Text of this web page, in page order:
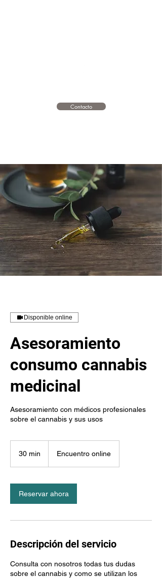
Contacto
Disponible online
Asesoramiento
consumo cannabis
medicinal
Asesoramiento con médicos profesionales
sobre el cannabis y sus usos
30 min
m
i
Encuentro online
Reservar ahora
Descripción del servicio
Consulta con nosotros todas tus dudas
sobre el cannabis y como se utilizan los